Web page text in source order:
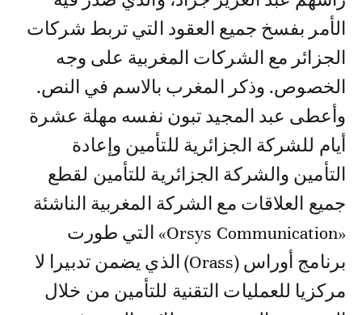
الأمر بفسخ جميع العقود التي تربط شركات
الجزائر مع الشركات المغربية على وجه
الخصوص. وذكر المغرب بالاسم في النص.
وأعطى عبد المجيد تبون نفسه مهلة عشرة
أيام للشركة الجزائرية للتأمين وإعادة
التأمين والشركة الجزائرية للتأمين لقطع
جميع العلاقات مع الشركة المغربية الناشئة
«Orsys Communication» التي طورت
برنامج أوراس (Orass) الذي يضمن تدبيرا لا
مركزيا للعمليات التقنية للتأمين من خلال